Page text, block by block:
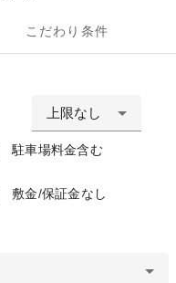
こだわり条件
上限なし
駐車場料金含む
敷金/保証金なし